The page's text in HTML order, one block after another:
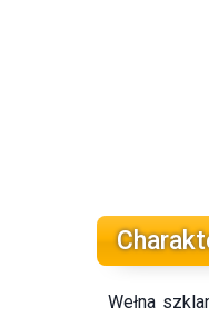
Wełna